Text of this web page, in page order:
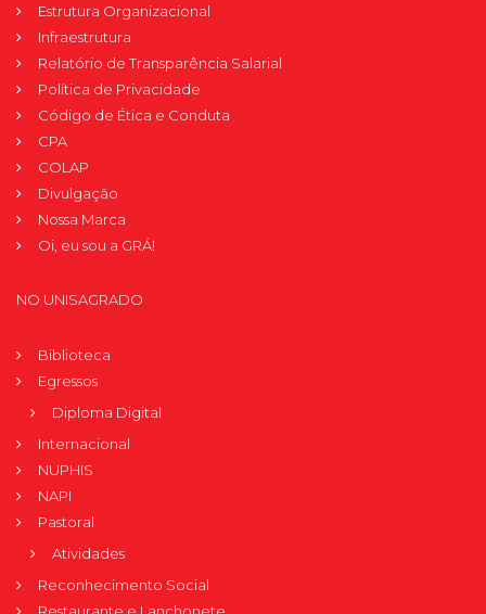
Estrutura Organizacional
Infraestrutura
Relatório de Transparência Salarial
Política de Privacidade
Código de Ética e Conduta
CPA
COLAP
Divulgação
Nossa Marca
Oi, eu sou a GRÁ!
NO UNISAGRADO
Biblioteca
Egressos
Diploma Digital
Internacional
NUPHIS
NAPI
Pastoral
Atividades
Reconhecimento Social
Restaurante e Lanchonete